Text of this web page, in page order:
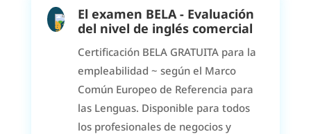
El examen BELA - Evaluación
del nivel de inglés comercial
Certificación BELA GRATUITA para la
empleabilidad ~ según el Marco
Común Europeo de Referencia para
las Lenguas. Disponible para todos
los profesionales de negocios y